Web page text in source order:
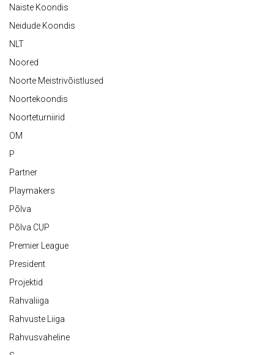
Naiste Koondis
Neidude Koondis
NLT
Noored
Noorte Meistrivõistlused
Noortekoondis
Noorteturniirid
OM
P
Partner
Playmakers
Põlva
Põlva CUP
Premier League
President
Projektid
Rahvaliiga
Rahvuste Liiga
Rahvusvaheline